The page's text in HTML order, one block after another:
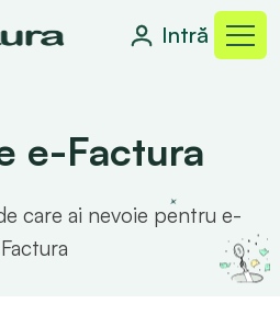
Intră
e-Factura
care ai nevoie pentru e-
Factura